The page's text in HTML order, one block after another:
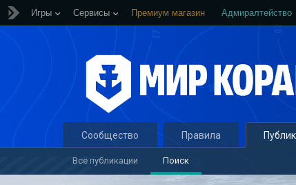
Игры Сервисы Премиум магазин Адмиралтейство
Сообщество Правила
Все публикации Поиск